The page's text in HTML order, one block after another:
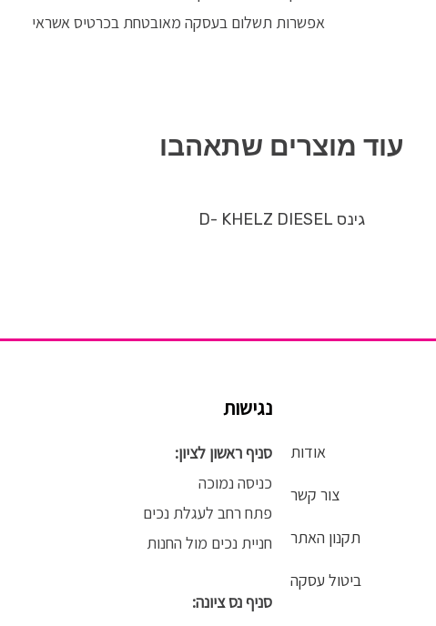
אפשרות תשלום בעסקה מאובטחת בכרטיס אשראי
עוד מוצרים שתאהבו
גינס D- KHELZ DIESEL
אודות
צור קשר
תקנון האתר
ביטול עסקה
נגישות
סניף ראשון לציון:
כניסה נמוכה
פתח רחב לעגלת נכים
חניית נכים מול החנות
סניף נס ציונה: